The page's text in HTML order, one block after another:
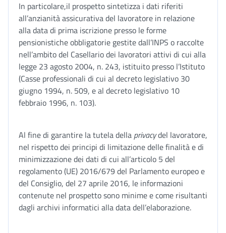
In particolare,il prospetto sintetizza i dati riferiti
all’anzianità assicurativa del lavoratore in relazione
alla data di prima iscrizione presso le forme
pensionistiche obbligatorie gestite dall’INPS o raccolte
nell’ambito del Casellario dei lavoratori attivi di cui alla
legge 23 agosto 2004, n. 243, istituito presso l’Istituto
(Casse professionali di cui al decreto legislativo 30
giugno 1994, n. 509, e al decreto legislativo 10
febbraio 1996, n. 103).
Al fine di garantire la tutela della privacydel lavoratore,
nel rispetto dei principi di limitazione delle finalità e di
minimizzazione dei dati di cui all’articolo 5 del
regolamento (UE) 2016/679 del Parlamento europeo e
del Consiglio, del 27 aprile 2016, le informazioni
contenute nel prospetto sono minime e come risultanti
dagli archivi informatici alla data dell’elaborazione.